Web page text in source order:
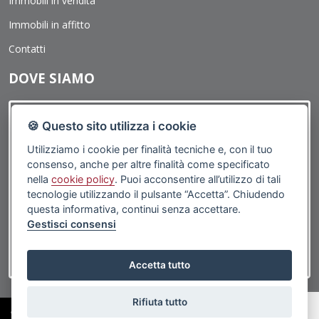
negli altri casi, l'opposizione presuppone un motivo legittimo.
Immobili in affitto
Contatti
DOVE SIAMO
©2019 Porticciolo Immobiliare | Via G.Caboto, 1R 16167 Genova (GE) - PI
🍪 Questo sito utilizza i cookie
Utilizziamo i cookie per finalità tecniche e, con il tuo
consenso, anche per altre finalità come specificato
nellacookie policy. Puoi acconsentire all’utilizzo di tali
tecnologie utilizzando il pulsante “Accetta”. Chiudendo
questa informativa, continui senza accettare.
Gestisci consensi
Accetta tutto
Rifiuta tutto